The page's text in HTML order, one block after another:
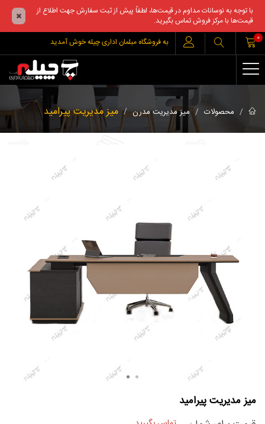
با توجه به نوسانات مداوم در قیمت‌ها، لطفاً پیش از ثبت سفارش جهت اطلاع از
قیمت‌ها با مرکز فروش تماس بگیرید.
به فروشگاه مبلمان اداری چیله خوش آمدید
0
محصولات میز مدیریت مدرن میز مدیریت پیرامید
میز مدیریت پیرامید